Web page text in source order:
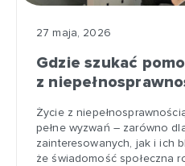
27 maja, 2026
Gdzie szukać
z
Życie z
pełne wyzwań – zarówno
zainteresowanych, jak i ich
że świadomość społeczna